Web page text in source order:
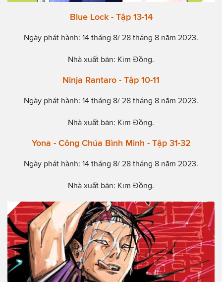
Blue Lock - Tập 13-14
Ngày phát hành: 14 tháng 8/ 28 tháng 8 năm 2023.
Nhà xuất bản: Kim Đồng.
Ninja Rantaro - Tập 10-11
Ngày phát hành: 14 tháng 8/ 28 tháng 8 năm 2023.
Nhà xuất bản: Kim Đồng.
Yona - Công Chúa Bình Minh - Tập 31-32
Ngày phát hành: 14 tháng 8/ 28 tháng 8 năm 2023.
Nhà xuất bản: Kim Đồng.